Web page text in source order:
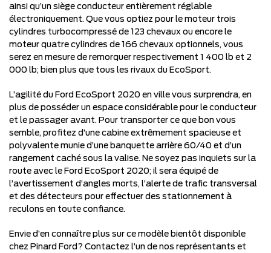
ainsi qu’un siège conducteur entièrement réglable
électroniquement. Que vous optiez pour le moteur trois
cylindres turbocompressé de 123 chevaux ou encore le
moteur quatre cylindres de 166 chevaux optionnels, vous
serez en mesure de remorquer respectivement 1 400 lb et 2
000 lb; bien plus que tous les rivaux duEcoSport.
L’agilité duFord EcoSport 2020 en ville vous surprendra, en
plus de posséder un espace considérable pour le conducteur
et le passager avant. Pour transporter ce que bon vous
semble, profitez d’une cabine extrêmement spacieuse et
polyvalente munie d’une banquette arrière 60/40 et d’un
rangement caché sous la valise. Ne soyez pas inquiets sur la
route avec leFord EcoSport 2020; il sera équipé de
l’avertissement d’angles morts, l’alerte de trafic transversal
et des détecteurs pour effectuer des stationnement à
reculons en toute confiance.
Envie d’en connaître plus sur ce modèle bientôt disponible
chez Pinard Ford? Contactez l’un de nos représentants et